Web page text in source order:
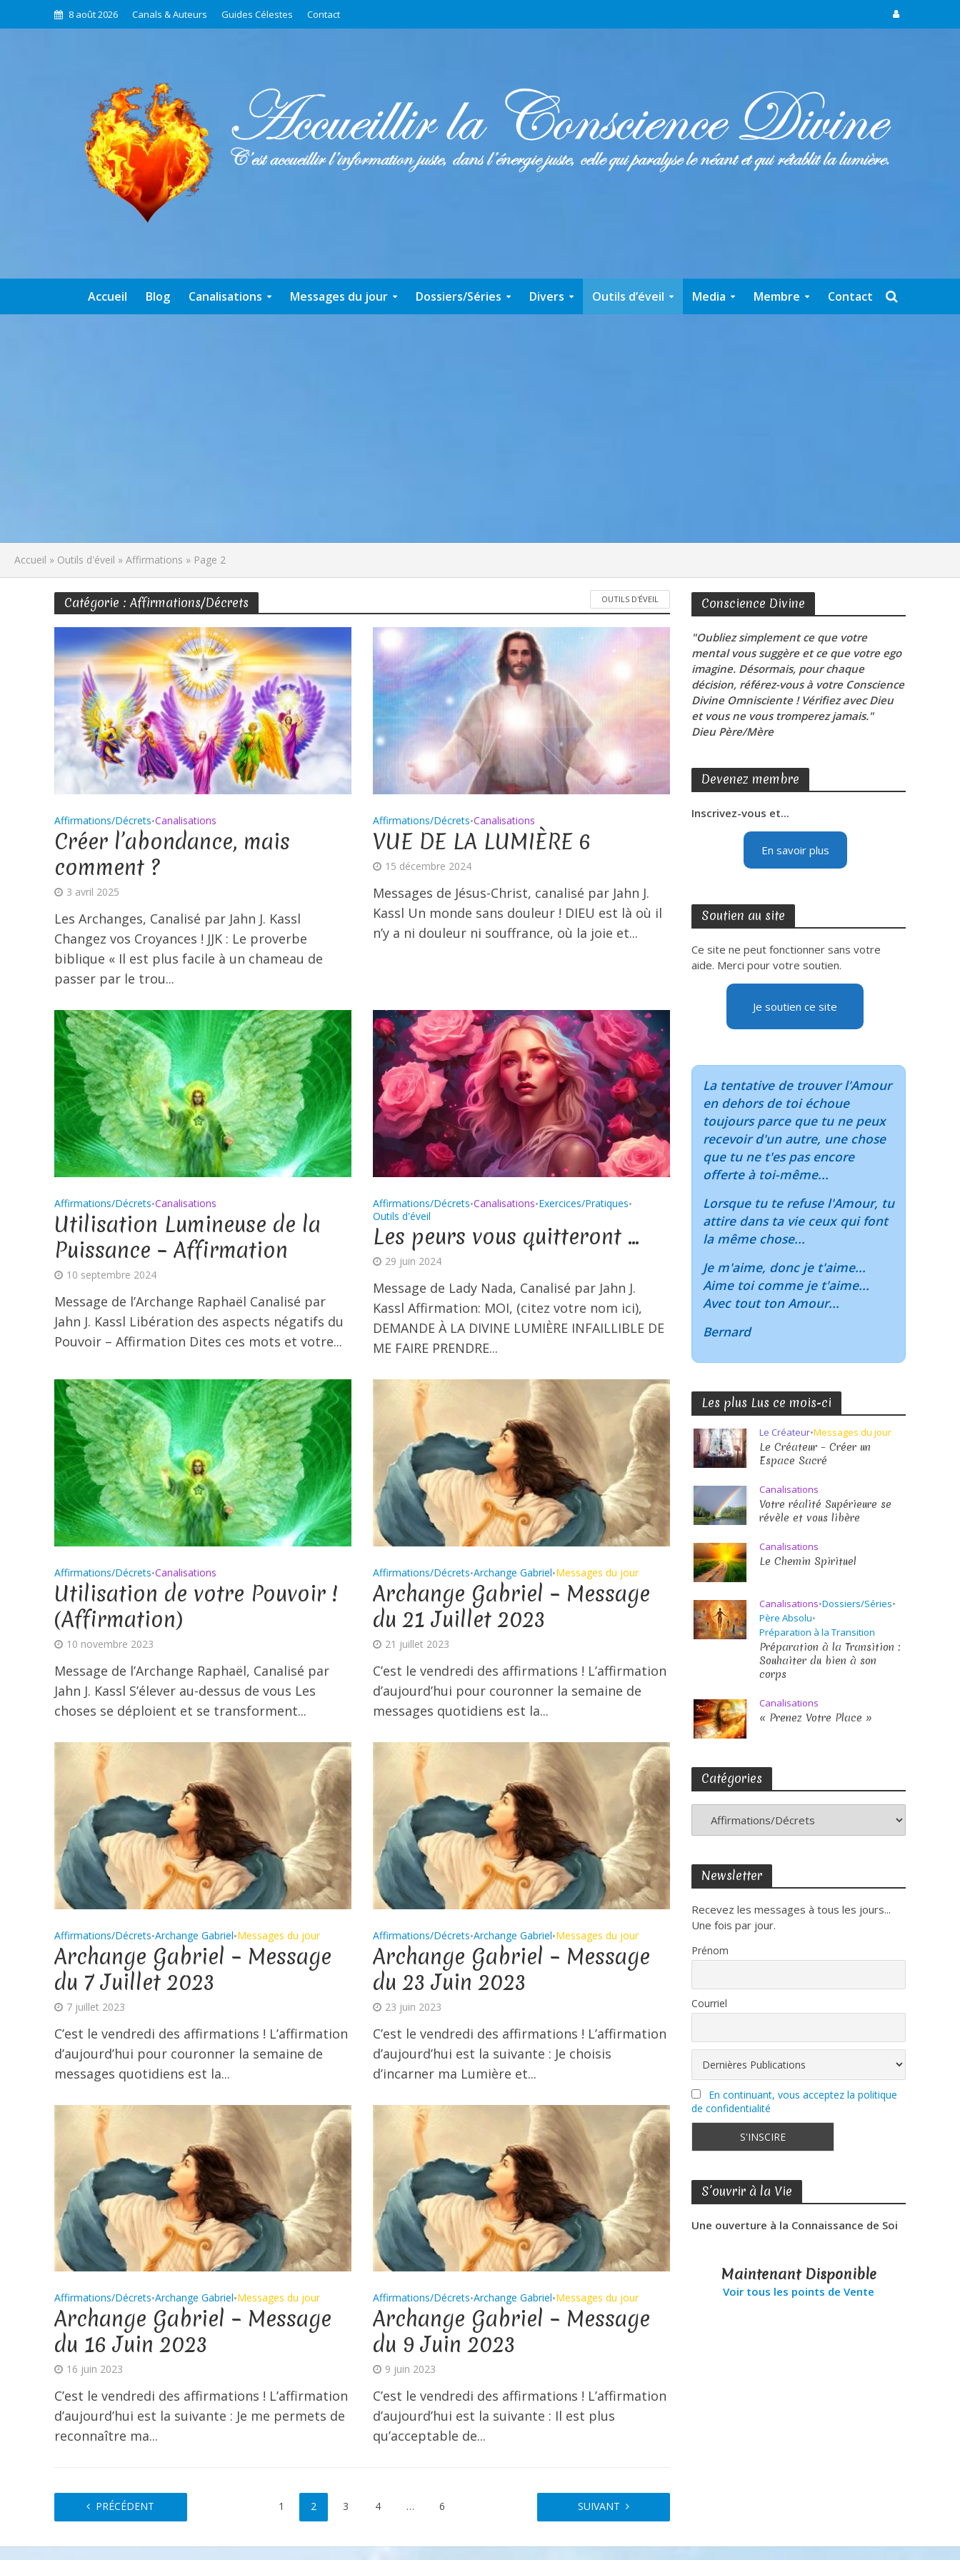
8 août 2026 Canals & Auteurs Guides Célestes Contact
Accueil Blog Canalisations Messages du jour Dossiers/Séries Divers Outils d’éveil Media Membre Contact
Accueil » Outils d'éveil » Affirmations » Page 2
Catégorie : Affirmations/Décrets OUTILS D'ÉVEIL
Affirmations/Décrets•Canalisations
Créer l’abondance, mais
comment ?
3 avril 2025
Les Archanges, Canalisé par Jahn J. Kassl
Changez vos Croyances ! JJK : Le proverbe
biblique « Il est plus facile à un chameau de
passer par le trou...
Affirmations/Décrets•Canalisations
VUE DE LA LUMIÈRE 6
15 décembre 2024
Messages de Jésus-Christ, canalisé par Jahn J.
Kassl Un monde sans douleur ! DIEU est là où il
n’y a ni douleur ni souffrance, où la joie et...
Affirmations/Décrets•Canalisations
Utilisation Lumineuse de la
Puissance – Affirmation
10 septembre 2024
Message de l’Archange Raphaël Canalisé par
Jahn J. Kassl Libération des aspects négatifs du
Pouvoir – Affirmation Dites ces mots et votre...
Affirmations/Décrets•Canalisations•Exercices/Pratiques•
Outils d'éveil
Les peurs vous quitteront …
29 juin 2024
Message de Lady Nada, Canalisé par Jahn J.
Kassl Affirmation: MOI, (citez votre nom ici),
DEMANDE À LA DIVINE LUMIÈRE INFAILLIBLE DE
ME FAIRE PRENDRE...
Affirmations/Décrets•Canalisations
Utilisation de votre Pouvoir !
(Affirmation)
10 novembre 2023
Message de l’Archange Raphaël, Canalisé par
Jahn J. Kassl S’élever au-dessus de vous Les
choses se déploient et se transforment...
Affirmations/Décrets•Archange Gabriel•Messages du jour
Archange Gabriel – Message
du 21 Juillet 2023
21 juillet 2023
C’est le vendredi des affirmations ! L’affirmation
d’aujourd’hui pour couronner la semaine de
messages quotidiens est la...
Affirmations/Décrets•Archange Gabriel•Messages du jour
Archange Gabriel – Message
du 7 Juillet 2023
7 juillet 2023
C’est le vendredi des affirmations ! L’affirmation
d’aujourd’hui pour couronner la semaine de
messages quotidiens est la...
Affirmations/Décrets•Archange Gabriel•Messages du jour
Archange Gabriel – Message
du 23 Juin 2023
23 juin 2023
C’est le vendredi des affirmations ! L’affirmation
d’aujourd’hui est la suivante : Je choisis
d’incarner ma Lumière et...
Affirmations/Décrets•Archange Gabriel•Messages du jour
Archange Gabriel – Message
du 16 Juin 2023
16 juin 2023
C’est le vendredi des affirmations ! L’affirmation
d’aujourd’hui est la suivante : Je me permets de
reconnaître ma...
Affirmations/Décrets•Archange Gabriel•Messages du jour
Archange Gabriel – Message
du 9 Juin 2023
9 juin 2023
C’est le vendredi des affirmations ! L’affirmation
d’aujourd’hui est la suivante : Il est plus
qu’acceptable de...
PRÉCÉDENT 1 2 3 4 … 6 SUIVANT
Conscience Divine
"Oubliez simplement ce que votre
mental vous suggère et ce que votre ego
imagine. Désormais, pour chaque
décision, référez-vous à votre Conscience
Divine Omnisciente ! Vérifiez avec Dieu
et vous ne vous tromperez jamais."
Dieu Père/Mère
Devenez membre
Inscrivez-vous et...
En savoir plus
Soutien au site
Ce site ne peut fonctionner sans votre
aide. Merci pour votre soutien.
Je soutien ce site
La tentative de trouver l'Amour
en dehors de toi échoue
toujours parce que tu ne peux
recevoir d'un autre, une chose
que tu ne t'es pas encore
offerte à toi-même...
Lorsque tu te refuse l'Amour, tu
attire dans ta vie ceux qui font
la même chose...
Je m'aime, donc je t'aime...
Aime toi comme je t'aime...
Avec tout ton Amour...
Bernard
Les plus Lus ce mois-ci
Le Créateur•Messages du jour
Le Créateur – Créer un
Espace Sacré
Canalisations
Votre réalité Supérieure se
révèle et vous libère
Canalisations
Le Chemin Spirituel
Canalisations•Dossiers/Séries•
Père Absolu•
Préparation à la Transition
Préparation à la Transition :
Souhaiter du bien à son
corps
Canalisations
« Prenez Votre Place »
Catégories
Newsletter
Recevez les messages à tous les jours...
Une fois par jour.
Prénom
Courriel
En continuant, vous acceptez la politique
de confidentialité
S’ouvrir à la Vie
Une ouverture à la Connaissance de Soi
Maintenant Disponible
Voir tous les points de Vente